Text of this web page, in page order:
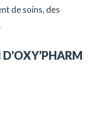
de soins, des